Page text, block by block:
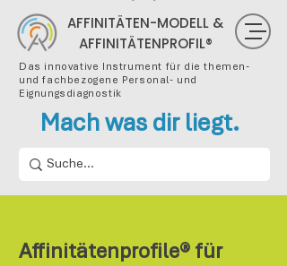
AFFINITÄTEN-MODELL &
AFFINITÄTENPROFIL®
Das innovative Instrument für die themen-
und fachbezogene Personal- und
Eignungsdiagnostik
Mach was dir liegt.
Affinitätenprofile® für